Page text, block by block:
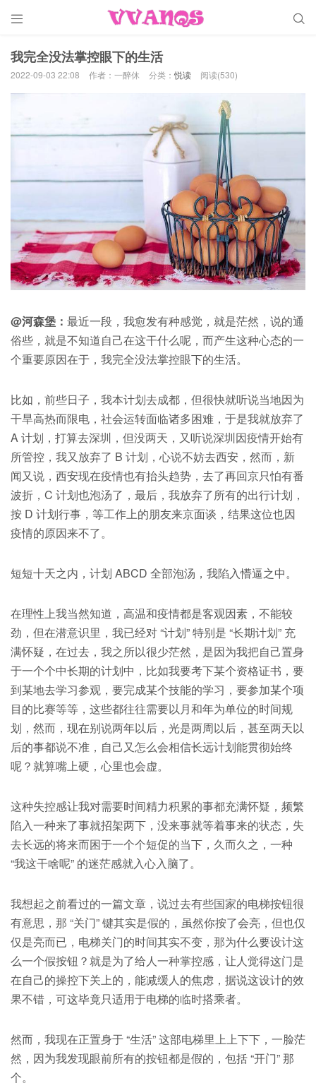
 
我完全没法掌控眼下的生活
2022-09-03 22:08 作者：一醉休 分类：悦读 阅读(530)
@河森堡： 最近一段，我愈发有种感觉，就是茫然，说的通
俗些，就是不知道自己在这干什么呢，而产生这种心态的一
个重要原因在于，我完全没法掌控眼下的生活。
比如，前些日子，我本计划去成都，但很快就听说当地因为
干旱高热而限电，社会运转面临诸多困难，于是我就放弃了
A 计划，打算去深圳，但没两天，又听说深圳因疫情开始有
所管控，我又放弃了 B 计划，心说不妨去西安，然而，新
闻又说，西安现在疫情也有抬头趋势，去了再回京只怕有番
波折，C 计划也泡汤了，最后，我放弃了所有的出行计划，
按 D 计划行事，等工作上的朋友来京面谈，结果这位也因
疫情的原因来不了。
短短十天之内，计划 ABCD 全部泡汤，我陷入懵逼之中。
在理性上我当然知道，高温和疫情都是客观因素，不能较
劲，但在潜意识里，我已经对 “计划” 特别是 “长期计划” 充
满怀疑，在过去，我之所以很少茫然，是因为我把自己置身
于一个个中长期的计划中，比如我要考下某个资格证书，要
到某地去学习参观，要完成某个技能的学习，要参加某个项
目的比赛等等，这些都往往需要以月和年为单位的时间规
划，然而，现在别说两年以后，光是两周以后，甚至两天以
后的事都说不准，自己又怎么会相信长远计划能贯彻始终
呢？就算嘴上硬，心里也会虚。
这种失控感让我对需要时间精力积累的事都充满怀疑，频繁
陷入一种来了事就招架两下，没来事就等着事来的状态，失
去长远的将来而困于一个个短促的当下，久而久之，一种
“我这干啥呢” 的迷茫感就入心入脑了。
我想起之前看过的一篇文章，说过去有些国家的电梯按钮很
有意思，那 “关门” 键其实是假的，虽然你按了会亮，但也仅
仅是亮而已，电梯关门的时间其实不变，那为什么要设计这
么一个假按钮？就是为了给人一种掌控感，让人觉得这门是
在自己的操控下关上的，能减缓人的焦虑，据说这设计的效
果不错，可这毕竟只适用于电梯的临时搭乘者。
然而，我现在正置身于 “生活” 这部电梯里上上下下，一脸茫
然，因为我发现眼前所有的按钮都是假的，包括 “开门” 那
个。